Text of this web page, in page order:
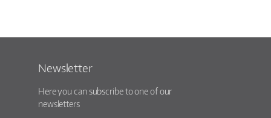
Newsletter
Here you can subscribe to one of our
newsletters